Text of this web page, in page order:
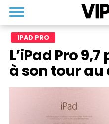
IPAD PRO
L’iPad Pro
à son tour